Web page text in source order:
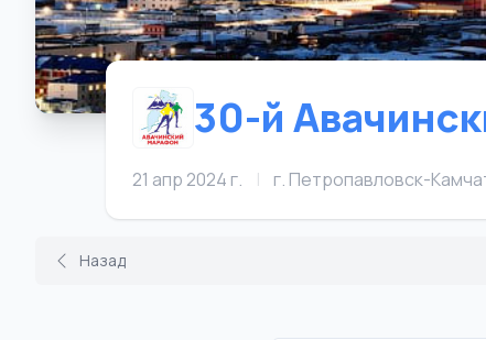
30-й
21 апр 2024 г. | г. Петропавловск-
Назад